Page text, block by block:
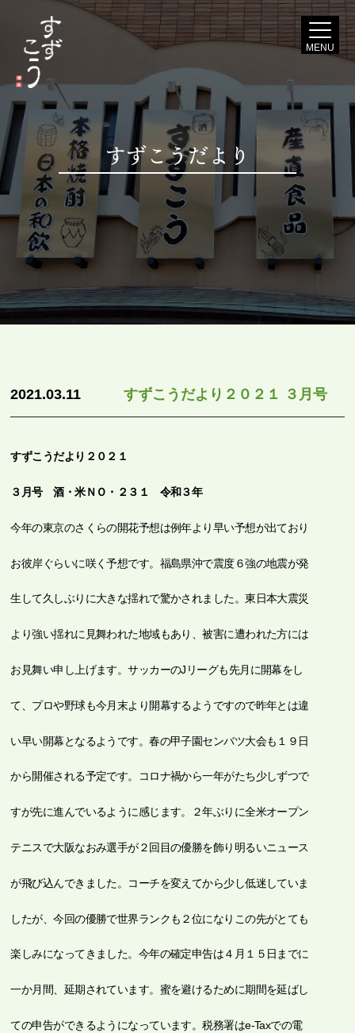
MENU
すずこうだより
2021.03.11 すずこうだより２０２１ ３月号
すずこうだより２０２１
３ 月号 酒・米ＮＯ・２３１ 令和３年
今年の東京のさくらの開花予想は例年より早い予想が出ており
お彼岸ぐらいに咲く予想です。福島県沖で震度６強の地震が発
生して久しぶりに大きな揺れで驚かされました。東日本大震災
より強い揺れに見舞われた地域もあり、被害に遭われた方には
お見舞い申し上げます。サッカーのJリーグも先月に開幕をし
て、プロや野球も今月末より開幕するようですので昨年とは違
い早い開幕となるようです。春の甲子園センバツ大会も１９日
から開催される予定です。コロナ禍から一年がたち少しずつで
すが先に進んでいるように感じます。２年ぶりに全米オープン
テニスで大阪なおみ選手が２回目の優勝を飾り明るいニュース
が飛び込んできました。コーチを変えてから少し低迷していま
したが、今回の優勝で世界ランクも２位になりこの先がとても
楽しみになってきました。今年の確定申告は４月１５日までに
一か月間、延期されています。蜜を避けるために期間を延ばし
ての申告ができるようになっています。税務署はe-Taxでの電